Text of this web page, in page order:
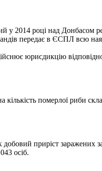
у 2014 році над
передає в ЄСПЛ всю
юрисдикцію
кількість померлої риби
приріст заражених
осіб.